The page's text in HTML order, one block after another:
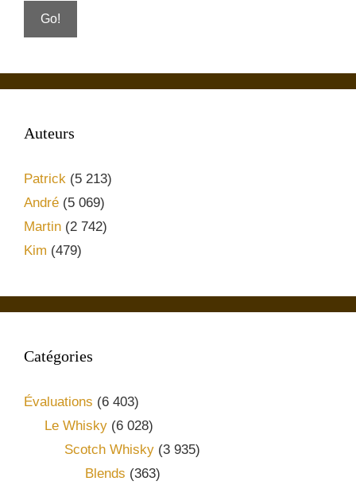
Auteurs
Patrick (5 213)
André (5 069)
Martin (2 742)
Kim (479)
Catégories
Évaluations (6 403)
Le Whisky(6 028)
Scotch Whisky (3 935)
Blends (363)